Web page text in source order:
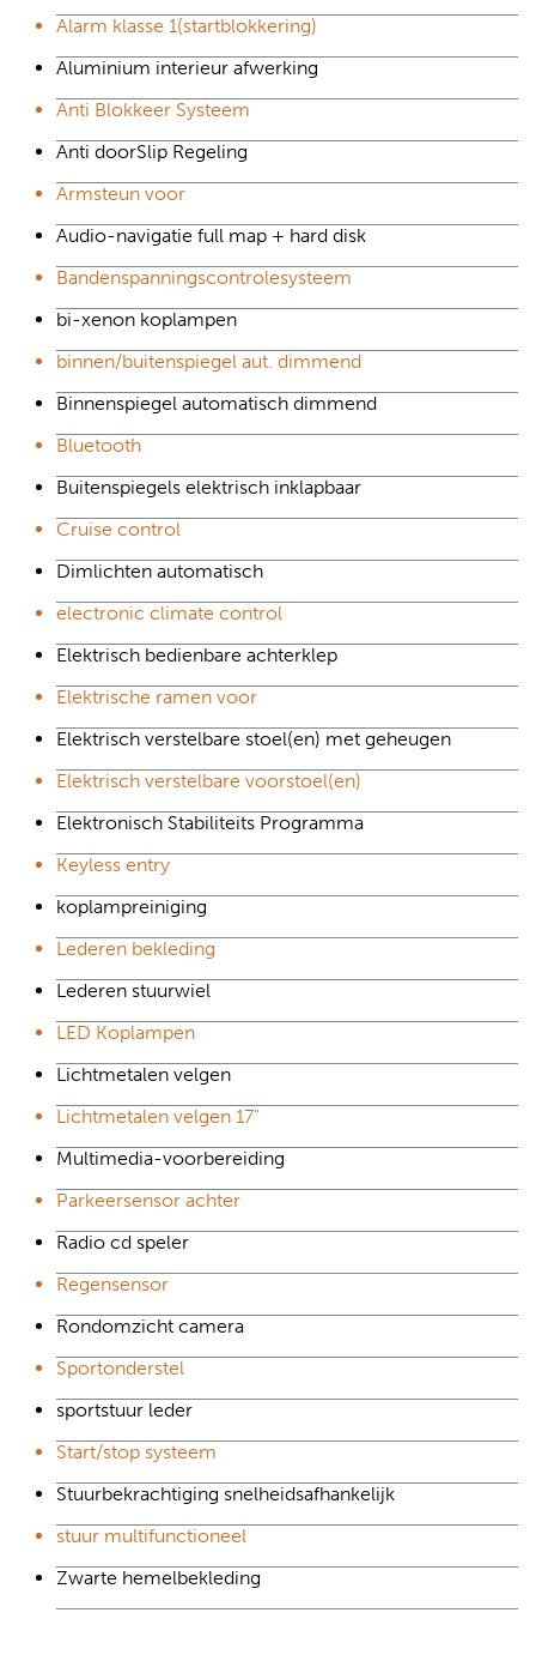
Alarm klasse 1(startblokkering)
Aluminium interieur afwerking
Anti Blokkeer Systeem
Anti doorSlip Regeling
Armsteun voor
Audio-navigatie full map + hard disk
Bandenspanningscontrolesysteem
bi-xenon koplampen
binnen/buitenspiegel aut. dimmend
Binnenspiegel automatisch dimmend
Bluetooth
Buitenspiegels elektrisch inklapbaar
Cruise control
Dimlichten automatisch
electronic climate control
Elektrisch bedienbare achterklep
Elektrische ramen voor
Elektrisch verstelbare stoel(en) met geheugen
Elektrisch verstelbare voorstoel(en)
Elektronisch Stabiliteits Programma
Keyless entry
koplampreiniging
Lederen bekleding
Lederen stuurwiel
LED Koplampen
Lichtmetalen velgen
Lichtmetalen velgen 17"
Multimedia-voorbereiding
Parkeersensor achter
Radio cd speler
Regensensor
Rondomzicht camera
Sportonderstel
sportstuur leder
Start/stop systeem
Stuurbekrachtiging snelheidsafhankelijk
stuur multifunctioneel
Zwarte hemelbekleding